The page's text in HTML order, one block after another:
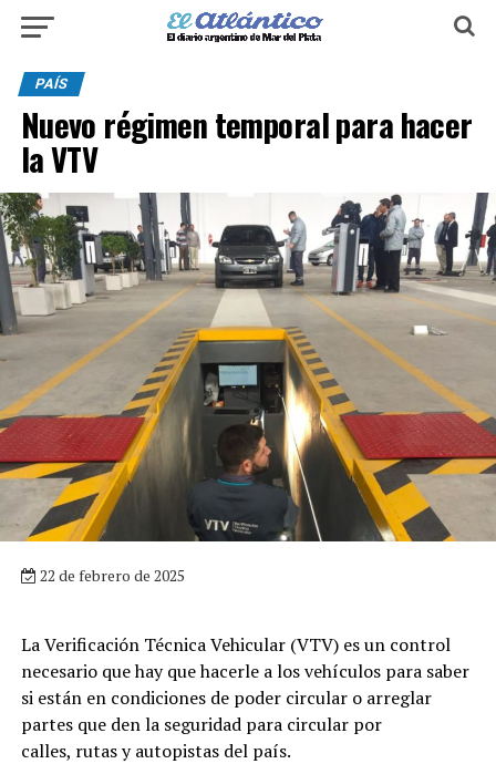
PAÍS
Nuevo régimen temporal para hacer
la VTV
22 de febrero de 2025
La Verificación Técnica Vehicular (VTV) es un control
necesario que hay que hacerle a los vehículos para saber
si están en condiciones de poder circular o arreglar
partes que den la seguridad para circular por
calles, rutas y autopistas del país.